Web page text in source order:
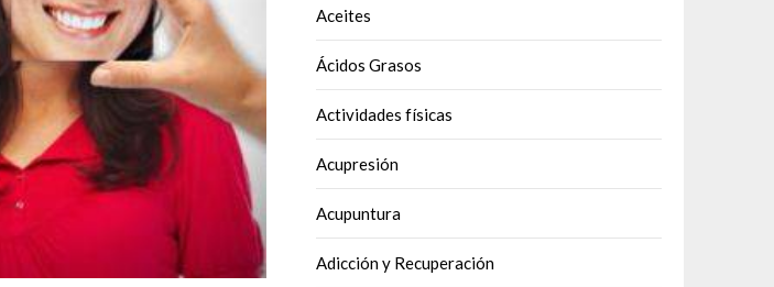
Aceites
Ácidos Grasos
Actividades físicas
Acupresión
Acupuntura
Adicción y Recuperación